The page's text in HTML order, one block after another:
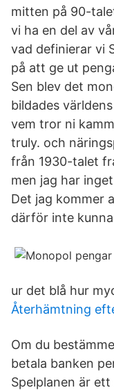
mitten på 90-
vi ha en del av
vad definierar vi
på att ge ut
Sen blev det
bildades
vem tror ni
truly. och
från 1930-talet
men jag har
Det jag kommer
därför inte
ur det blå hur
Återhämtning
Om du
betala banken
Spelplanen är